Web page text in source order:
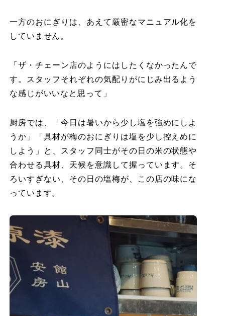
一方のおにぎりは、あえて厳密なマニュアル化を
していません。
「ザ・チェーン店のようにはしたくなかったんで
す。スタッフそれぞれの気配りがにじみ出るよう
な感じがいいなと思って」
厨房では、「今日は暑いから少し塩を強めにしよ
うか」「具材が梅のおにぎりは塩を少し控えめに
しよう」と、スタッフ同士がその日の米の状態や
合わせる具材、天候を意識して握っています。そ
ろいすぎない、その日の塩梅が、この店の味にな
っています。